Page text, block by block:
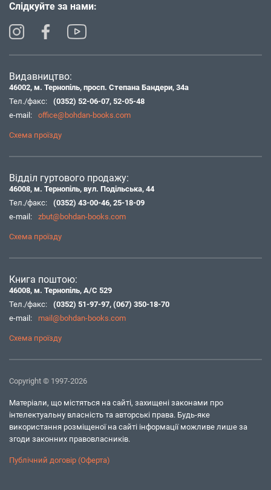
Слідкуйте за нами:
Видавництво:
46002, м. Тернопіль, просп. Степана Бандери, 34а
Тел./факс:
(0352) 52-06-07, 52-05-48
e-mail:
office@bohdan-books.com
Схема проїзду
Відділ гуртового продажу:
46008, м. Тернопіль, вул. Подільська, 44
Тел./факс:
(0352) 43-00-46, 25-18-09
e-mail:
zbut@bohdan-books.com
Схема проїзду
Книга поштою:
46008, м. Тернопіль, А/С 529
Тел./факс:
(0352) 51-97-97, (067) 350-18-70
e-mail:
mail@bohdan-books.com
Схема проїзду
Copyright © 1997-2026
Матеріали, що містяться на сайті, захищені законами про
інтелектуальну власність та авторські права. Будь-яке
використання розміщеної на сайті інформації можливе лише за
згоди законних правовласників.
Публічний договір (Оферта)